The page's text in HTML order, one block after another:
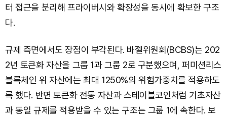
터 접근을 분리해 프라이버시와 확장성을 동시에 확보한 구조
다.
규제 측면에서도 장점이 부각된다. 바젤위원회(BCBS)는 202
2년 토큰화 자산을 그룹 1과 그룹 2로 구분했으며, 퍼미션리스
블록체인 위 자산에는 최대 1250%의 위험가중치를 적용하도
록 했다. 반면 토큰화 전통 자산과 스테이블코인처럼 기초자산
과 동일 규제를 적용받을 수 있는 구조는 그룹 1에 속한다. 보